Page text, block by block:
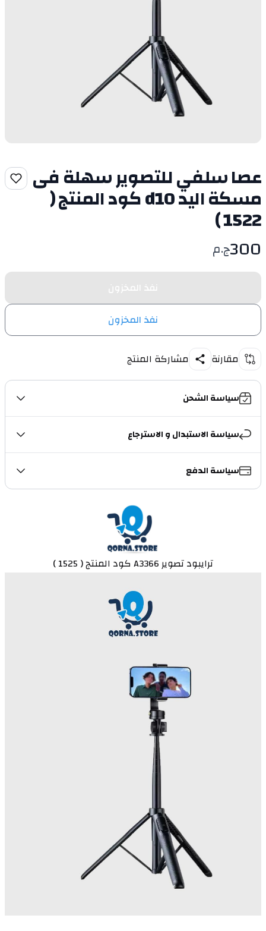
عصا سلفي للتصوير سهلة فى
مسكة اليد d10 كود المنتج (
1522 )
300ج.م
نفذ المخزون
نفذ المخزون
مقارنة مشاركة المنتج
سياسة الشحن
سياسة الاستبدال و الاسترجاع
سياسة الدفع
ترايبود تصوير A3366 كود المنتج ( 1525 )